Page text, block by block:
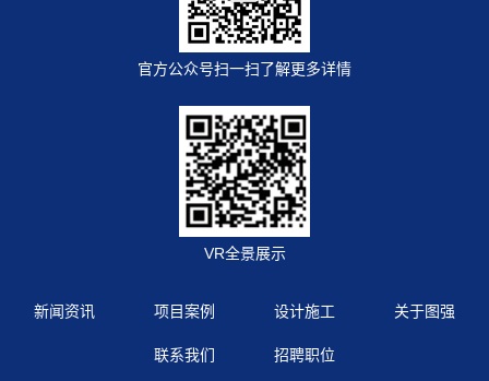
官方公众号扫一扫了解更多详情
VR全景展示
新闻资讯 项目案例 设计施工 关于图强
联系我们 招聘职位